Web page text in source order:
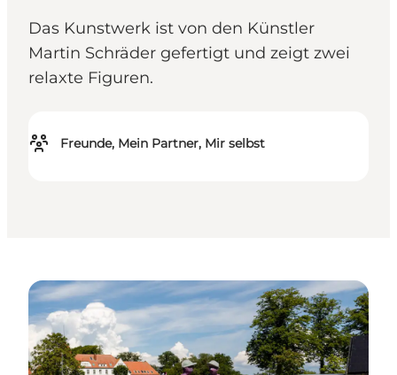
Das Kunstwerk ist von den Künstler
Martin Schräder gefertigt und zeigt zwei
relaxte Figuren.
Freunde, Mein Partner, Mir selbst